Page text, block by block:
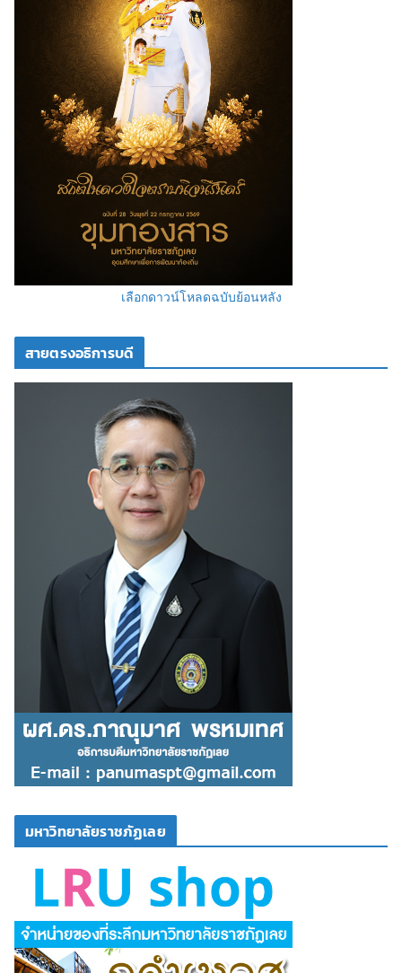
เลือกดาวน์โหลดฉบับย้อนหลัง
สายตรงอธิการบดี
มหาวิทยาลัยราชภัฏเลย